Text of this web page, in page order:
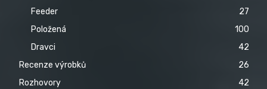
Feeder
27
Položená
100
Dravci
42
Recenze výrobků
26
Rozhovory
42